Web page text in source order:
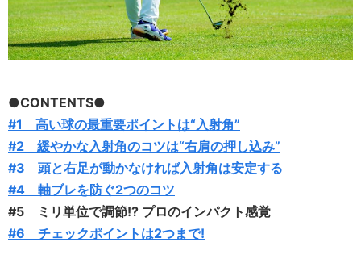
●CONTENTS●
#1 高い球の最重要ポイントは“入射角”
#2 緩やかな入射角のコツは“右肩の押し込み”
#3 頭と右足が動かなければ入射角は安定する
#4 軸ブレを防ぐ2つのコツ
#5 ミリ単位で調節!? プロのインパクト感覚
#6 チェックポイントは2つまで!